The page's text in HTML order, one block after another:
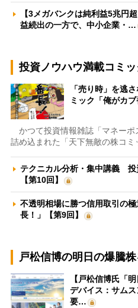
【3メガバンクは純利益5兆円
益続出の一方で、中小企業・…
投資ノウハウ満載コミッ
「売り時」を逃
ミック「俺がカブ
かつて投資情報雑誌「マネーポ
詰め込まれた「天下無敵の株コミ
テクニカル分析・集中講義 投
【第10回】
不透明相場に勝つ信用取引の
長！」【第9回】
戸松信博の明日の爆騰株
【戸松信博氏「
デバイス：サム
要…